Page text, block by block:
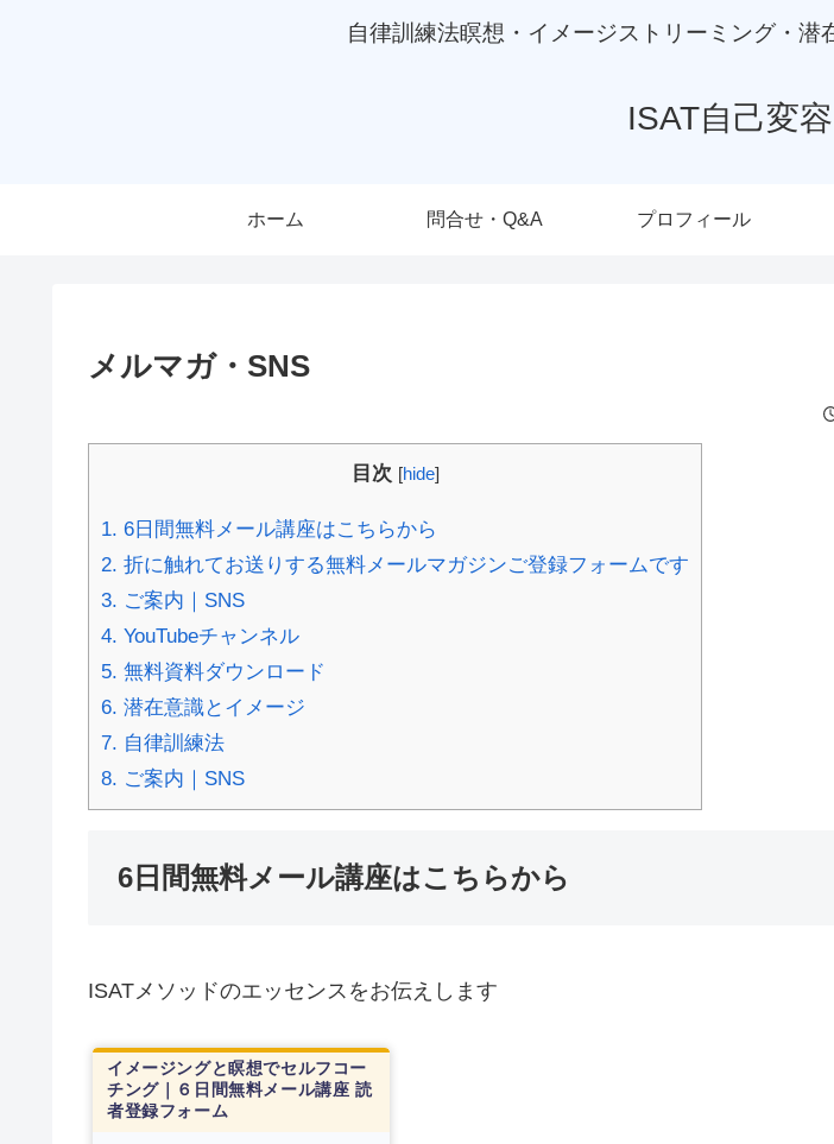
自律訓練法瞑想・イメージストリーミング・
ISAT自己変
ホーム 問合せ・Q&A プロフィール
メルマガ・SNS
目次 [hide]
1. 6日間無料メール講座はこちらから
2. 折に触れてお送りする無料メールマガジンご登録フォームです
3. ご案内｜SNS
4. YouTubeチャンネル
5. 無料資料ダウンロード
6. 潜在意識とイメージ
7. 自律訓練法
8. ご案内｜SNS
6日間無料メール講座はこちらから
ISATメソッドのエッセンスをお伝えします
イメージングと瞑想でセルフコー
チング｜６日間無料メール講座 読
者登録フォーム